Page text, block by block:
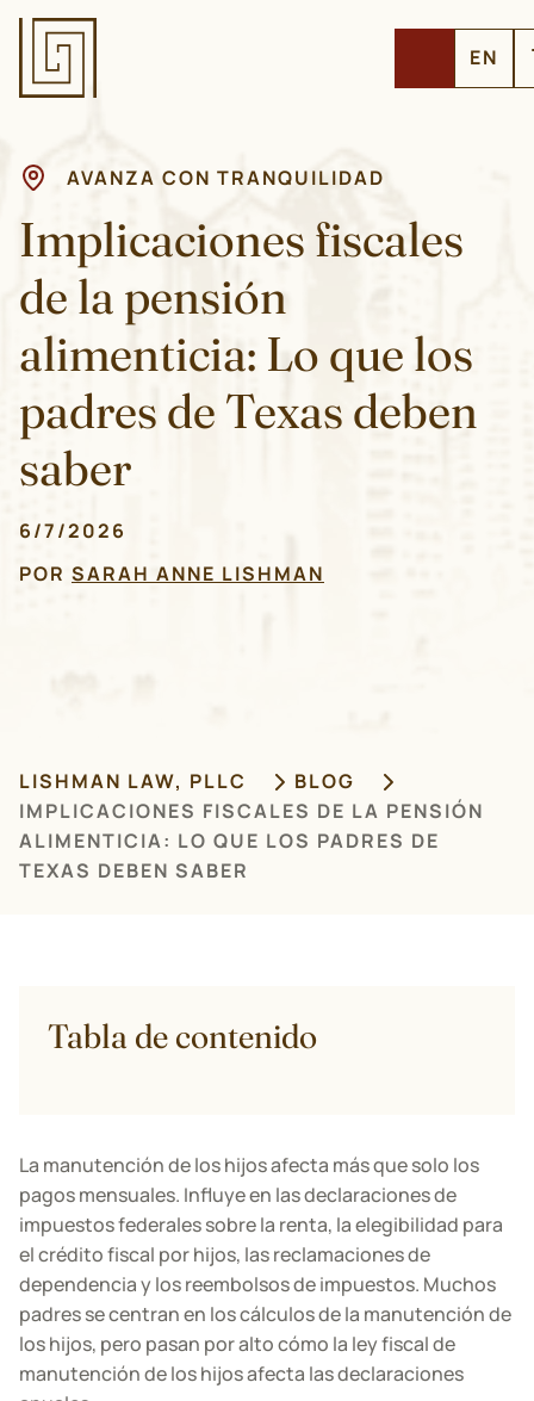
EN
AVANZA CON TRANQUILIDAD
Implicaciones fiscales
de la pensión
alimenticia: Lo que los
padres de Texas deben
saber
6/7/2026
POR SARAH ANNE LISHMAN
LISHMAN LAW, PLLC
BLOG
IMPLICACIONES FISCALES DE LA PENSIÓN
ALIMENTICIA: LO QUE LOS PADRES DE
TEXAS DEBEN SABER
Tabla de contenido
La manutención de los hijos afecta más que solo los
pagos mensuales. Influye en las declaraciones de
impuestos federales sobre la renta, la elegibilidad para
el crédito fiscal por hijos, las reclamaciones de
dependencia y los reembolsos de impuestos. Muchos
padres se centran en los cálculos de la manutención de
los hijos, pero pasan por alto cómo la ley fiscal de
manutención de los hijos afecta las declaraciones